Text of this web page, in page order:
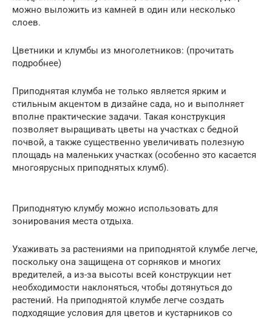
можно выложить из камней в один или несколько
слоев.
Цветники и клумбы из многолетников: (прочитать
подробнее)
Приподнятая клумба не только является ярким и
стильным акцентом в дизайне сада, но и выполняет
вполне практические задачи. Такая конструкция
позволяет выращивать цветы на участках с бедной
почвой, а также существенно увеличивать полезную
площадь на маленьких участках (особенно это касается
многоярусных приподнятых клумб).
Приподнятую клумбу можно использовать для
зонирования места отдыха.
Ухаживать за растениями на приподнятой клумбе легче,
поскольку она защищена от сорняков и многих
вредителей, а из-за высоты всей конструкции нет
необходимости наклоняться, чтобы дотянуться до
растений. На приподнятой клумбе легче создать
подходящие условия для цветов и кустарников со